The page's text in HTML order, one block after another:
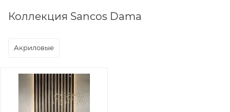
Коллекция Sancos Dama
Акриловые